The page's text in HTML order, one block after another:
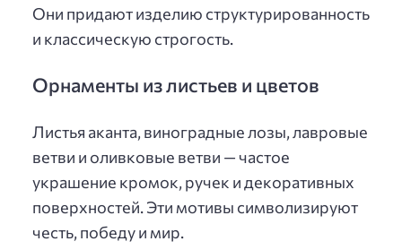
Они придают изделию структурированность
и классическую строгость.
Орнаменты из листьев и цветов
Листья аканта, виноградные лозы, лавровые
ветви и оливковые ветви — частое
украшение кромок, ручек и декоративных
поверхностей. Эти мотивы символизируют
честь, победу и мир.